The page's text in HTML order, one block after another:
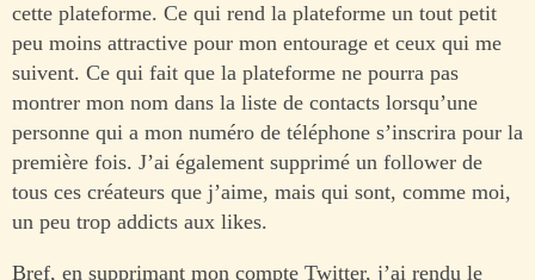
cette plateforme. Ce qui rend la plateforme un tout petit
peu moins attractive pour mon entourage et ceux qui me
suivent. Ce qui fait que la plateforme ne pourra pas
montrer mon nom dans la liste de contacts lorsqu’une
personne qui a mon numéro de téléphone s’inscrira pour la
première fois. J’ai également supprimé un follower de
tous ces créateurs que j’aime, mais qui sont, comme moi,
un peu trop addicts aux likes.
Bref, en supprimant mon compte Twitter, j’ai rendu le